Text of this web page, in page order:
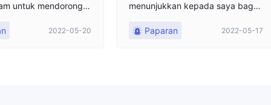
untuk mendorong i
biarkan semua ora
2022-05-20
menunjukkan kepada saya bagai
tungan yang baik kemudian oran
Paparan 2022-05-17